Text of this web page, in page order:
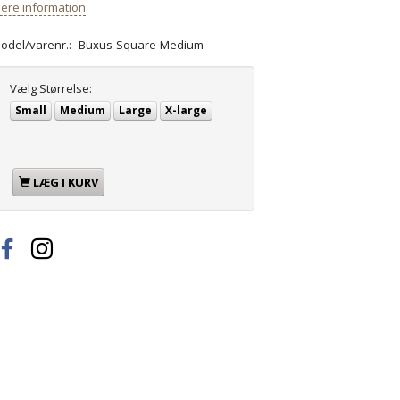
information
varenr.: Buxus-Square-Medium
Vælg Størrelse:
Small Medium Large X-large
LÆG I KURV